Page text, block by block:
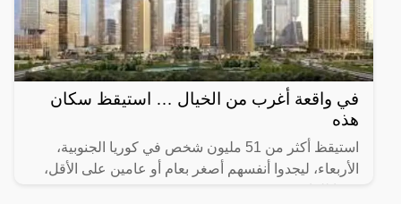
في واقعة أغرب من الخيال … استيقظ سكان
هذه
استيقظ أكثر من 51 مليون شخص في كوريا الجنوبية،
الأربعاء، ليجدوا أنفسهم أصغر بعام أو عامين على الأقل،